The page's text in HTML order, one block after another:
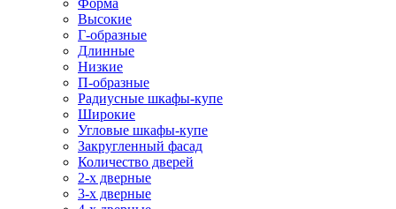
Форма
Высокие
Г-образные
Длинные
Низкие
П-образные
Радиусные шкафы-купе
Широкие
Угловые шкафы-купе
Закругленный фасад
Количество дверей
2-х дверные
3-х дверные